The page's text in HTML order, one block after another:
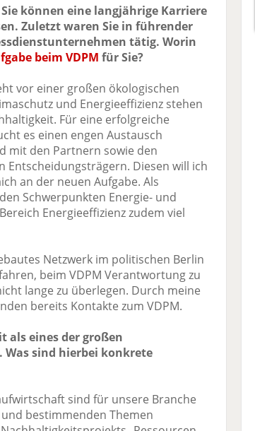
il
e
n
e
n
d
e
n
können eine langjährige Karriere
Zuletzt waren Sie in führender
tätig. Worin
beim VDPM für Sie?
vor einer großen ökologischen
und Energieeffizienz stehen
Für eine erfolgreiche
es einen engen Austausch
mit den Partnern sowie den
Entscheidungsträgern. Diesen will ich
an der neuen Aufgabe. Als
Schwerpunkten Energie- und
Energieeffizienz zudem viel
Netzwerk im politischen Berlin
beim VDPM Verantwortung zu
lange zu überlegen. Durch meine
bereits Kontakte zum VDPM.
als eines der großen
sind hierbei konkrete
sind für unsere Branche
bestimmenden Themen